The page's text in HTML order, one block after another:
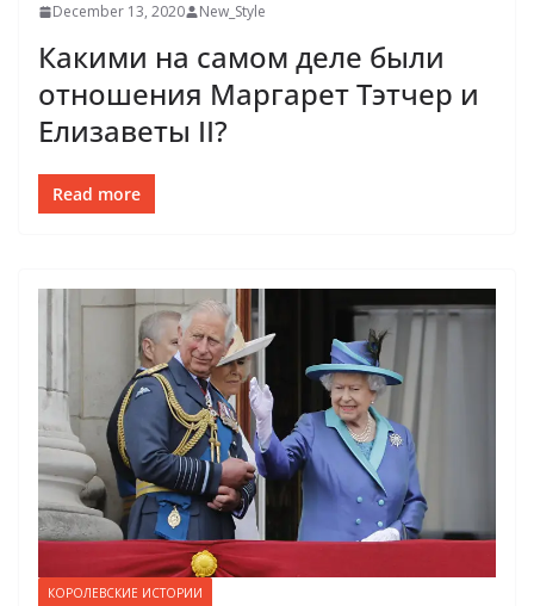
December 13, 2020 New_Style
Какими на самом деле были
отношения Маргарет Тэтчер и
Елизаветы II?
Read more
КОРОЛЕВСКИЕ ИСТОРИИ